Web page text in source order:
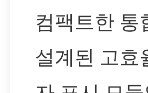
컴팩트한
설계된 고효